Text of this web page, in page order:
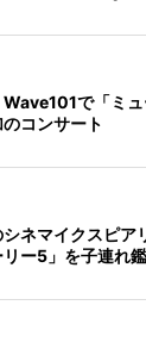
で「ミ
のコンサート
ネマイクスピア
リー5」を子連れ